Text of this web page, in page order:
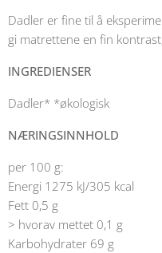
Dadler er fine til å
gi matrettene en fin
INGREDIENSER
Dadler* *økologisk
NÆRINGSINNHOLD
per 100 g:
Energi 1275 kJ/305 kcal
Fett 0,5 g
> hvorav mettet 0,1 g
Karbohydrater 69 g